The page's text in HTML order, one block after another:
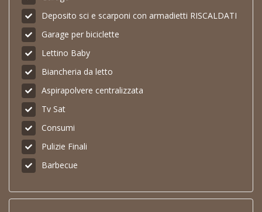
Deposito sci e scarponi con armadietti RISCALDATI
Garage per biciclette
Lettino Baby
Biancheria da letto
Aspirapolvere centralizzata
Tv Sat
Consumi
Pulizie Finali
Barbecue